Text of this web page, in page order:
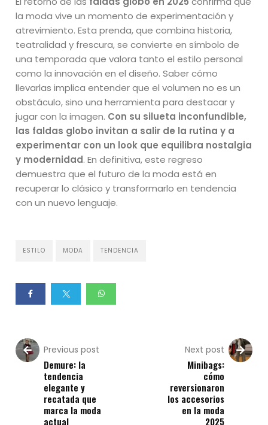
la moda vive un momento de experimentación y
atrevimiento. Esta prenda, que combina historia,
teatralidad y frescura, se convierte en símbolo de
una temporada que valora tanto el estilo personal
como la innovación en el diseño. Saber cómo
llevarlas implica entender que el volumen no es un
obstáculo, sino una herramienta para destacar y
jugar con la imagen. Con su silueta inconfundible,
las faldas globo invitan a salir de la rutina y a
experimentar con un look que equilibra nostalgia
y modernidad. En definitiva, este regreso
demuestra que el futuro de la moda está en
recuperar lo clásico y transformarlo en tendencia
con un nuevo lenguaje.
ESTILO MODA TENDENCIA
Previous post
Demure: la
tendencia
elegante y
recatada que
marca la moda
actual
Next post
Minibags:
cómo
reversionaron
los accesorios
en la moda
2025